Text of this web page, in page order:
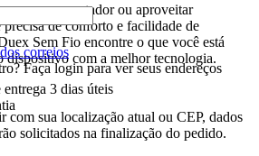
correios
Faça login para ver seus endereços
com sua localização atual ou CEP, dados
solicitados na finalização do pedido.
com o computador ou aproveitar
precisa de conforto e facilidade de
Sem Fio encontre o que você está
dispositivo com a melhor tecnologia.
3 dias úteis